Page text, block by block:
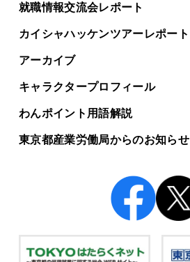
就職情報交流会レポート
カイシャハッケンツアーレポート
アーカイブ
キャラクタープロフィール
わんポイント用語解説
東京都産業労働局からのお知らせ